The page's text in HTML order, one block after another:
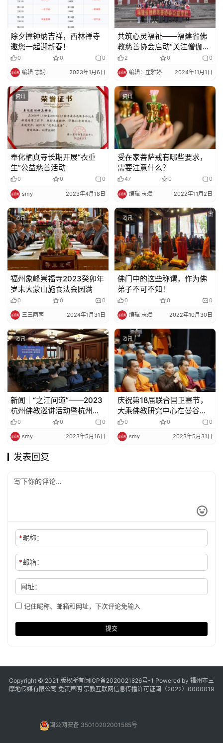
除夕撞钟纳吉祥，西林禅寺
邀您一起迎新春！
0 0 0
编辑 志斌 2023年1月6日
共筑心灵福祉——福建省佛
教慈善协会启动“关注僧伽健
康”公益之旅
2 0 0
编辑：庄雅婷 2024年11月1日
资讯
奉化栖真寺长期开展“衣重
生”公益慈善活动
0 0 0
smy 2023年4月18日
资讯
受在家菩萨戒有哪些要求，
需要注意什么？
47 0 0
编辑 志斌 2022年11月2日
资讯
福州象峰崇福寺2023癸卯年
岁末大蒙山施食法会圆满
0 0 0
三三两两 2024年1月31日
资讯
佛门中的这些称谓，作为佛
弟子不可不知！
0 0 0
编辑 志斌 2022年10月30日
资讯
新闻｜“之江问道”——2023
杭州佛教巡讲活动暨杭州佛
教教职人员市级轮训第三期
培训班在灵隐寺举行
0 0 0
smy 2023年5月16日
资讯
庆祝第18届联合国卫塞节，
大乘佛教研究中心在曼谷举
办数字化佛教论坛
0 0 0
smy 2023年5月31日
发表回复
*昵称：
*邮箱：
网址：
记住昵称、邮箱和网址，下次评论免输入
提交
Copyright © 2021 版权所有闽ICP备2020021826号-1 Powered by 福州市三
摩地传媒有限公司 免责声明 宗教互联网信息传播许可证闽（2022）0000019
闽公网安备 35010202001585号